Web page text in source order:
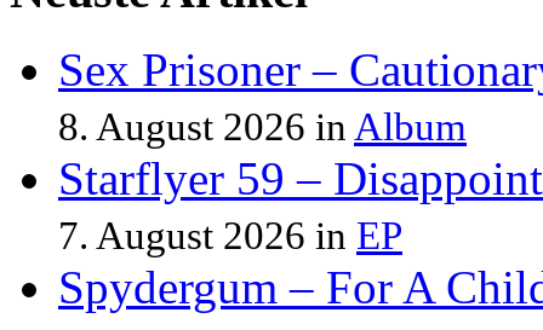
Sex Prisoner –
8. August 2026 in Album
Starflyer 59 –
7. August 2026 in EP
Spydergum – For A